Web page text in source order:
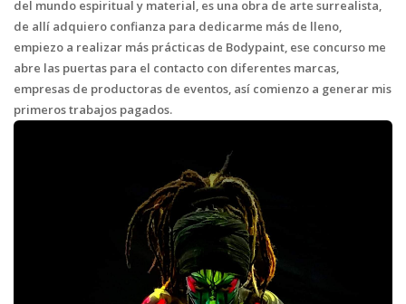
del mundo espiritual y material, es una obra de arte surrealista,
de allí adquiero confianza para dedicarme más de lleno,
empiezo a realizar más prácticas de Bodypaint, ese concurso me
abre las puertas para el contacto con diferentes marcas,
empresas de productoras de eventos, así comienzo a generar mis
primeros trabajos pagados.